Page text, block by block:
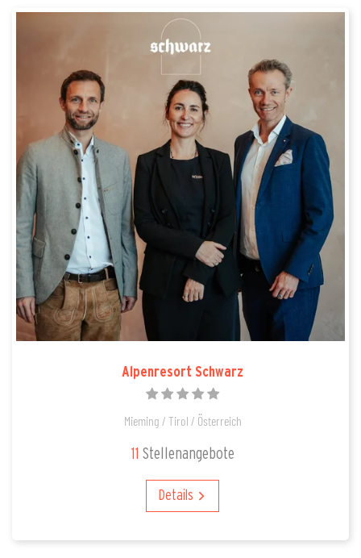
Alpenresort Schwarz
Mieming / Tirol / Österreich
11 Stellenangebote
Details